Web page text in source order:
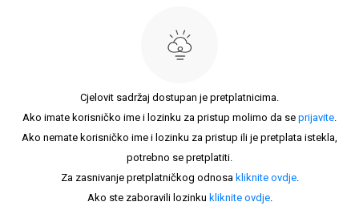
Cjelovit sadržaj dostupan je pretplatnicima.
Ako imate korisničko ime i lozinku za pristup molimo da se prijavite.
Ako nemate korisničko ime i lozinku za pristup ili je pretplata istekla,
potrebno se pretplatiti.
Za zasnivanje pretplatničkog odnosa kliknite ovdje.
Ako ste zaboravili lozinku kliknite ovdje.